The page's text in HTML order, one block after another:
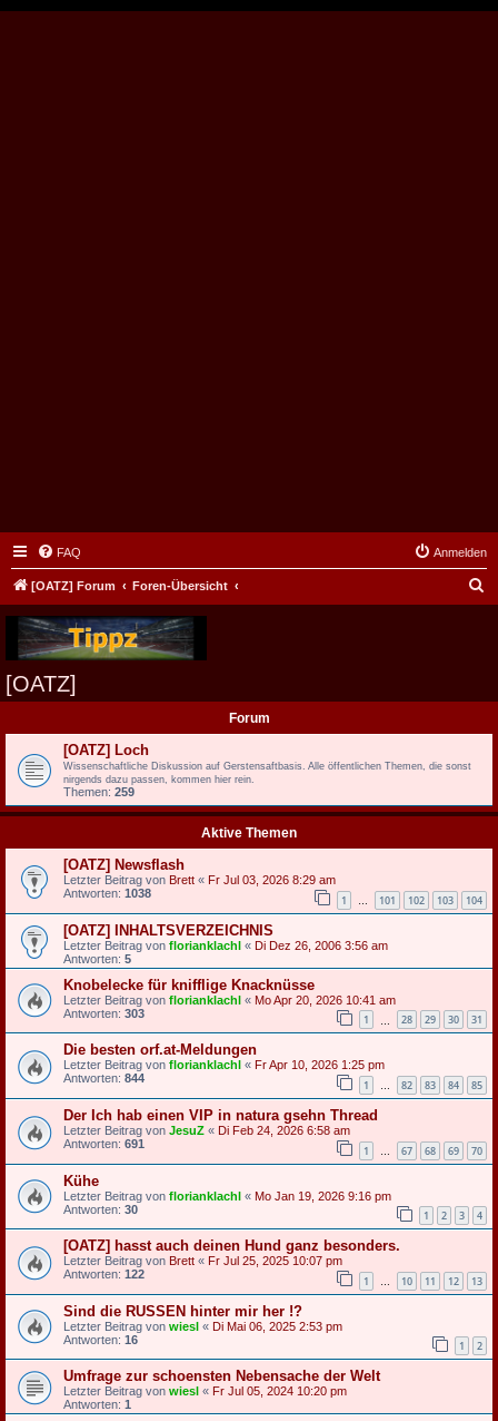
FAQ Anmelden
[OATZ] Forum Foren-Übersicht
[OATZ]
Forum
[OATZ] Loch
Wissenschaftliche Diskussion auf Gerstensaftbasis. Alle öffentlichen Themen, die sonst
nirgends dazu passen, kommen hier rein.
Themen: 259
Aktive Themen
[OATZ] Newsflash
Letzter Beitrag von Brett « Fr Jul 03, 2026 8:29 am
Antworten: 1038 1 … 101 102 103 104
[OATZ] INHALTSVERZEICHNIS
Letzter Beitrag von florianklachl « Di Dez 26, 2006 3:56 am
Antworten: 5
Knobelecke für knifflige Knacknüsse
Letzter Beitrag von florianklachl « Mo Apr 20, 2026 10:41 am
Antworten: 303 1 28 29 30 31
Die besten orf.at-Meldungen
Letzter Beitrag von florianklachl « Fr Apr 10, 2026 1:25 pm
Antworten: 844 1 … 82 83 84 85
Der Ich hab einen VIP in natura gsehn Thread
Letzter Beitrag von JesuZ « Di Feb 24, 2026 6:58 am
Antworten: 691 1 … 67 68 69 70
Kühe
Letzter Beitrag von florianklachl « Mo Jan 19, 2026 9:16 pm
Antworten: 30 1 2 3 4
[OATZ] hasst auch deinen Hund ganz besonders.
Letzter Beitrag von Brett « Fr Jul 25, 2025 10:07 pm
Antworten: 122 1 … 10 11 12 13
Sind die RUSSEN hinter mir her !?
Letzter Beitrag von wiesl « Di Mai 06, 2025 2:53 pm
Antworten: 16 1 2
Umfrage zur schoensten Nebensache der Welt
Letzter Beitrag von wiesl « Fr Jul 05, 2024 10:20 pm
Antworten: 1